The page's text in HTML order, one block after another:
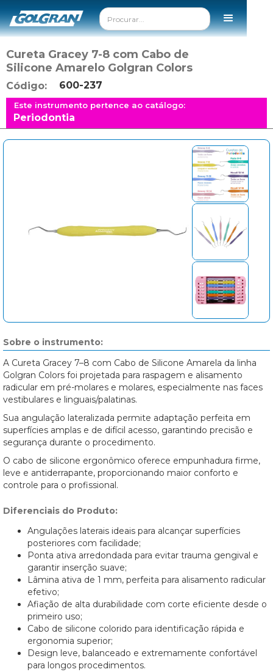
Cureta Gracey 7-8 com Cabo de
Silicone Amarelo Golgran Colors
Código: 600-237
Este instrumento pertence ao catálogo:
Periodontia
Sobre o instrumento:
A Cureta Gracey 7–8 com Cabo de Silicone Amarela da linha
Golgran Colors foi projetada para raspagem e alisamento
radicular em pré-molares e molares, especialmente nas faces
vestibulares e linguais/palatinas.
Sua angulação lateralizada permite adaptação perfeita em
superfícies amplas e de difícil acesso, garantindo precisão e
segurança durante o procedimento.
O cabo de silicone ergonômico oferece empunhadura firme,
leve e antiderrapante, proporcionando maior conforto e
controle para o profissional.
Diferenciais do Produto:
Angulações laterais ideais para alcançar superfícies
posteriores com facilidade;
Ponta ativa arredondada para evitar trauma gengival e
garantir inserção suave;
Lâmina ativa de 1 mm, perfeita para alisamento radicular
efetivo;
Afiação de alta durabilidade com corte eficiente desde o
primeiro uso;
Cabo de silicone colorido para identificação rápida e
ergonomia superior;
Design leve, balanceado e extremamente confortável
para longos procedimentos.